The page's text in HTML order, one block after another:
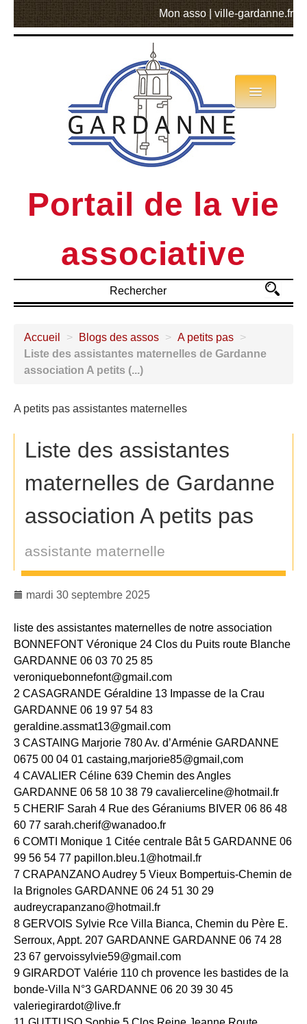
Mon asso ville-gardanne.fr
Portail de la vie
associative
Annuaire
Actualités
MVA
Accueil > Blogs des assos > A petits pas >
Liste des assistantes maternelles de Gardanne
association A petits (...)
A petits pas assistantes maternelles
Liste des assistantes
maternelles de Gardanne
association A petits pas
assistante maternelle
mardi 30 septembre 2025
liste des assistantes maternelles de notre association
BONNEFONT Véronique 24 Clos du Puits route Blanche
GARDANNE 06 03 70 25 85
veroniquebonnefont@gmail.com
2 CASAGRANDE Géraldine 13 Impasse de la Crau
GARDANNE 06 19 97 54 83
geraldine.assmat13@gmail.com
3 CASTAING Marjorie 780 Av. d’Arménie GARDANNE
0675 00 04 01 castaing,marjorie85@gmail,com
4 CAVALIER Céline 639 Chemin des Angles
GARDANNE 06 58 10 38 79 cavalierceline@hotmail.fr
5 CHERIF Sarah 4 Rue des Géraniums BIVER 06 86 48
60 77 sarah.cherif@wanadoo.fr
6 COMTI Monique 1 Citée centrale Bât 5 GARDANNE 06
99 56 54 77 papillon.bleu.1@hotmail.fr
7 CRAPANZANO Audrey 5 Vieux Bompertuis-Chemin de
la Brignoles GARDANNE 06 24 51 30 29
audreycrapanzano@hotmail.fr
8 GERVOIS Sylvie Rce Villa Bianca, Chemin du Père E.
Serroux, Appt. 207 GARDANNE GARDANNE 06 74 28
23 67 gervoissylvie59@gmail.com
9 GIRARDOT Valérie 110 ch provence les bastides de la
bonde-Villa N°3 GARDANNE 06 20 39 30 45
valeriegirardot@live.fr